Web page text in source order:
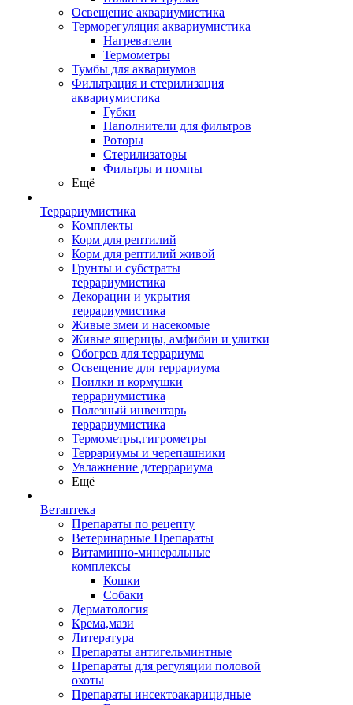
Освещение аквариумистика
Терморегуляция аквариумистика
Нагреватели
Термометры
Тумбы для аквариумов
Фильтрация и стерилизация
аквариумистика
Губки
Наполнители для фильтров
Роторы
Стерилизаторы
Фильтры и помпы
Ещё
Террариумистика
Комплекты
Корм для рептилий
Корм для рептилий живой
Грунты и субстраты
террариумистика
Декорации и укрытия
террариумистика
Живые змеи и насекомые
Живые ящерицы, амфибии и улитки
Обогрев для террариума
Освещение для террариума
Поилки и кормушки
террариумистика
Полезный инвентарь
террариумистика
Термометры,гигрометры
Террариумы и черепашники
Увлажнение д/террариума
Ещё
Ветаптека
Препараты по рецепту
Ветеринарные Препараты
Витаминно-минеральные
комплексы
Кошки
Собаки
Дерматология
Крема,мази
Литература
Препараты антигельминтные
Препараты для регуляции половой
охоты
Препараты инсектоакарицидные